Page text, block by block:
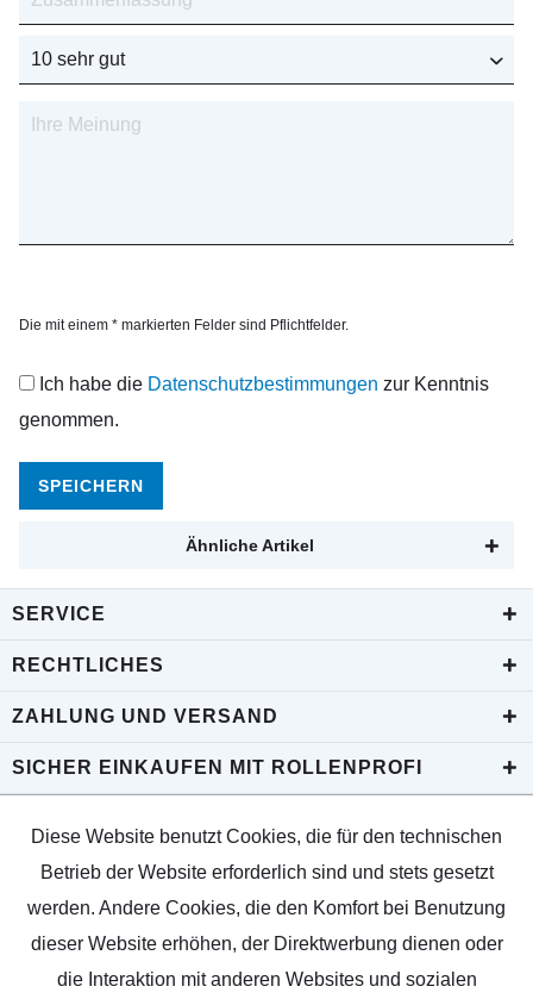
Die mit einem * markierten Felder sind Pflichtfelder.
Ich habe die Datenschutzbestimmungen zur Kenntnis
genommen.
SPEICHERN
Ähnliche Artikel
SERVICE
RECHTLICHES
ZAHLUNG UND VERSAND
SICHER EINKAUFEN MIT ROLLENPROFI
Diese Website benutzt Cookies, die für den technischen
Betrieb der Website erforderlich sind und stets gesetzt
werden. Andere Cookies, die den Komfort bei Benutzung
dieser Website erhöhen, der Direktwerbung dienen oder
die Interaktion mit anderen Websites und sozialen